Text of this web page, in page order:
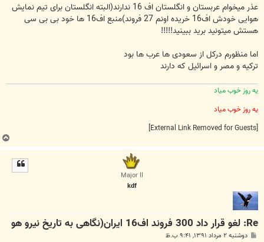
عذر میخوام عربستان و انگلستان اف 16 ندارند(البته انگلستان برای تیم نمایش
هوایی خودش اف16 خریده اونم 27 فروند)منبع اف16 ها خود بی بی سی
هستش میتونید برید ببینید!!!!!
اما منظورم درکل از سعودی ها عرب ها بود
ترکیه و مصر و اسرائیل که دارند
یه روز خوب میاد
یه روز خوب میاد
یه روز خوب میاد
ب
ا
Major II
kdf
Re: لغو قرار داد 300 فروند اف16 ایران(نگاهی به تاریخ نیرو هو
پ دوشنبه ۲ مرداد ۱۳۹۱, ۹:۴۱ ب.ظ